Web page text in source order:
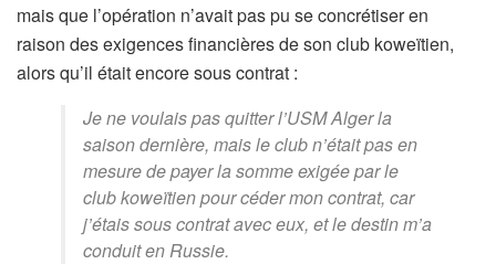
mais que l’opération n’avait pas pu se concrétiser en
raison des exigences financières de son club koweïtien,
alors qu’il était encore sous contrat :
Je ne voulais pas quitter l’USM Alger la
saison dernière, mais le club n’était pas en
mesure de payer la somme exigée par le
club koweïtien pour céder mon contrat, car
j’étais sous contrat avec eux, et le destin m’a
conduit en Russie.